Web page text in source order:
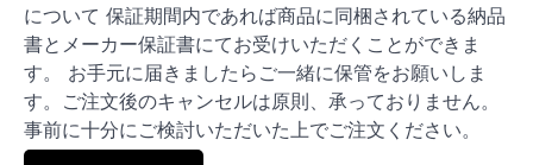
について 保証期間内であれば商品に同梱されている納品
書とメーカー保証書にてお受けいただくことができま
す。 お手元に届きましたらご一緒に保管をお願いしま
す。ご注文後のキャンセルは原則、承っておりません。
事前に十分にご検討いただいた上でご注文ください。